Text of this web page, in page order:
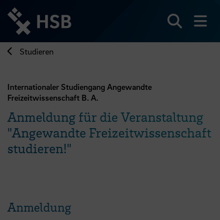
zum
Seiteninhalt
springen
Studieren
Internationaler Studiengang Angewandte
Freizeitwissenschaft B. A.
Anmeldung für die Veranstaltung
"Angewandte Freizeitwissenschaft
studieren!"
Anmeldung